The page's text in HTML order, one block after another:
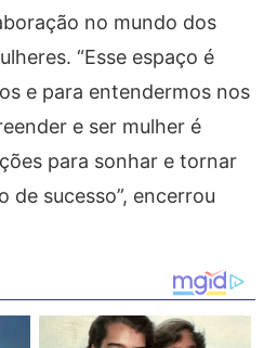
no mundo dos
“Esse espaço é
e para entendermos nos
e ser mulher é
para sonhar e tornar
de sucesso”, encerrou